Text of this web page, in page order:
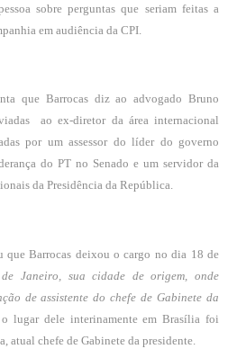
sobre perguntas que seriam feitas a
em audiência da CPI.
que Barrocas diz ao advogado Bruno
ao ex-diretor da área internacional
por um assessor do líder do governo
do PT no Senado e um servidor da
da Presidência da República.
que Barrocas deixou o cargo no dia 18 de
Janeiro, sua cidade de origem, onde
de assistente do chefe de Gabinete da
o lugar dele interinamente em Brasília foi
atual chefe de Gabinete da presidente.